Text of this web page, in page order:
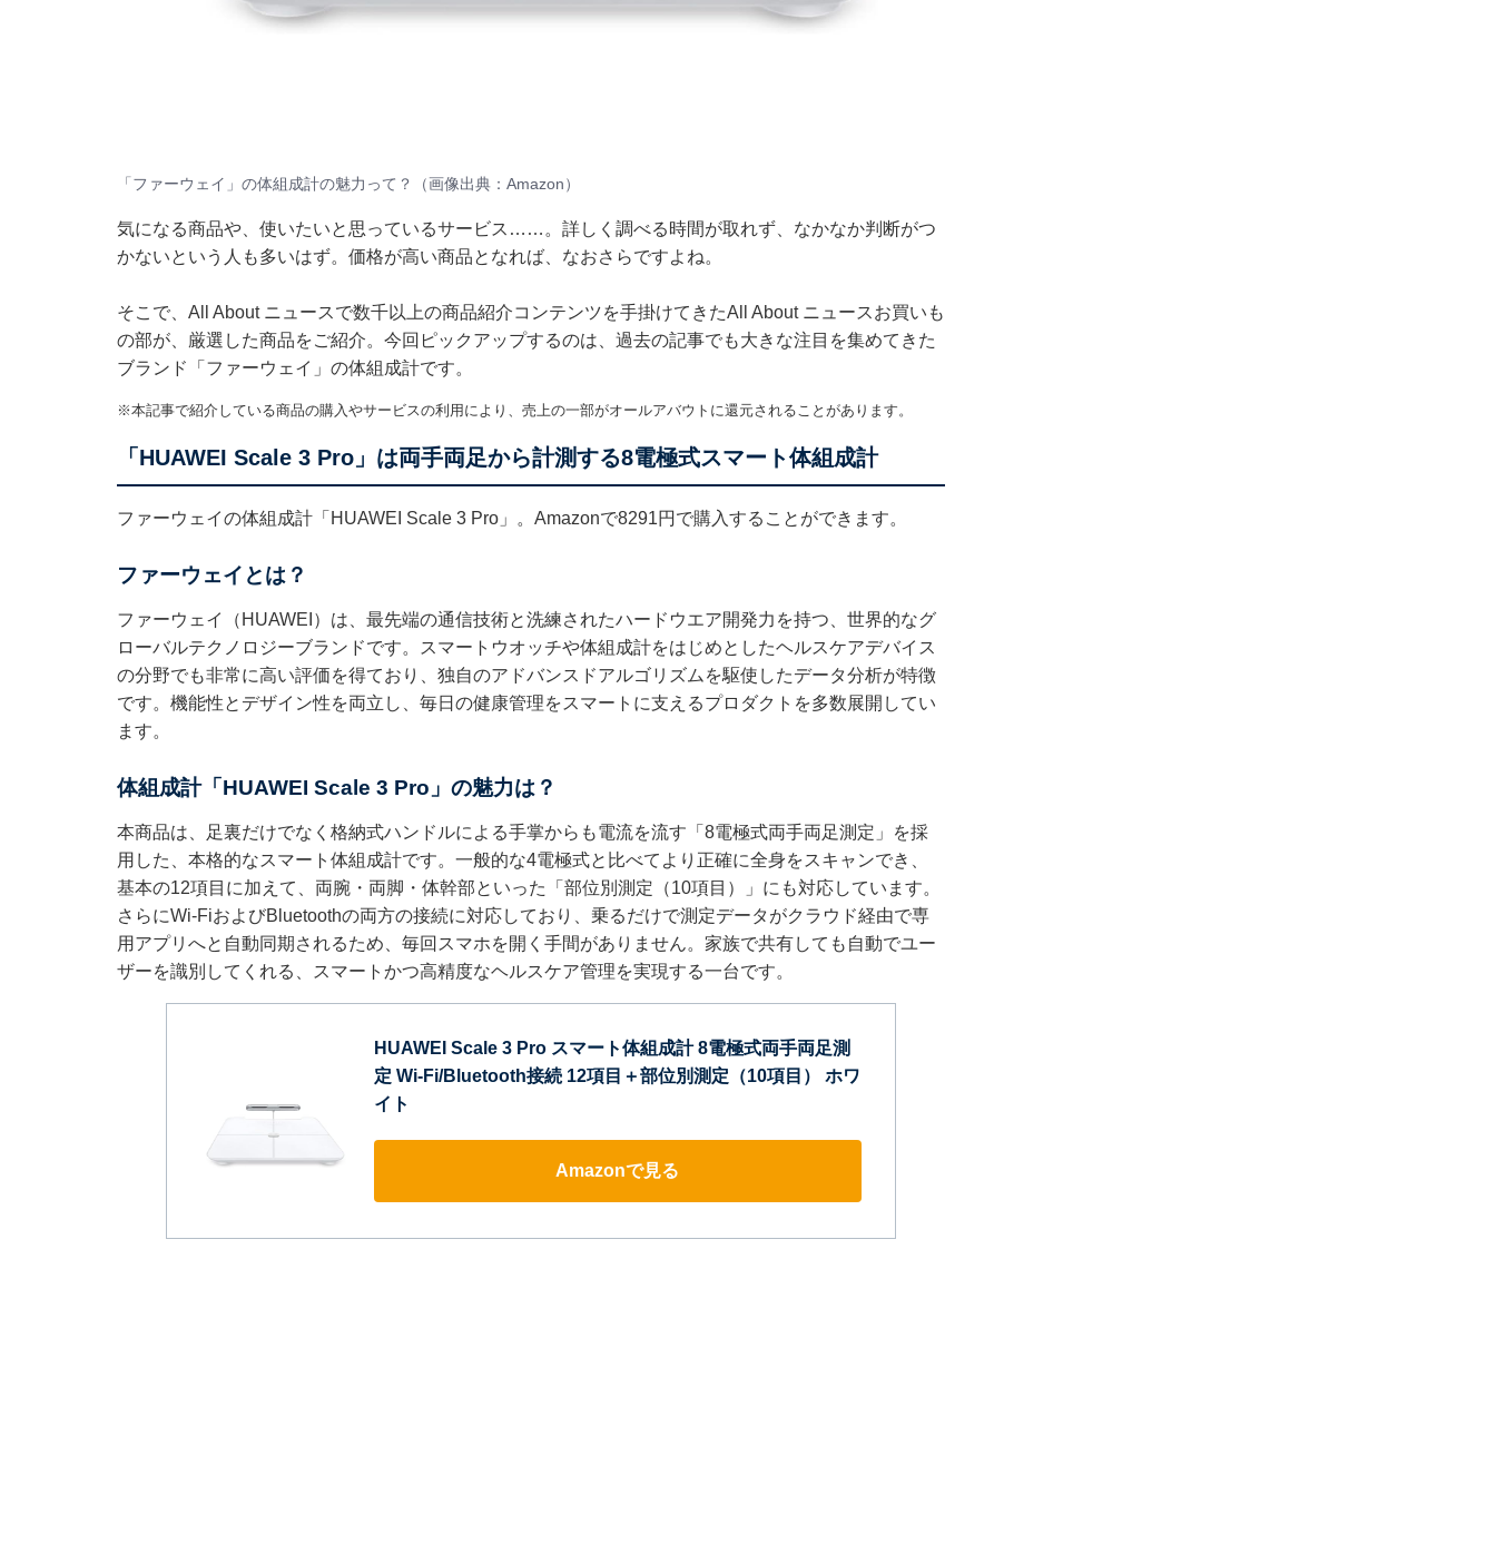
「ファーウェイ」の体組成計の魅力って？（画像出典：Amazon）
気になる商品や、使いたいと思っているサービス……。詳しく調べる時間が取れず、なかなか判断がつ
かないという人も多いはず。価格が高い商品となれば、なおさらですよね。
そこで、All About ニュースで数千以上の商品紹介コンテンツを手掛けてきたAll About ニュースお買いも
の部が、厳選した商品をご紹介。今回ピックアップするのは、過去の記事でも大きな注目を集めてきた
ブランド「ファーウェイ」の体組成計です。
※本記事で紹介している商品の購入やサービスの利用により、売上の一部がオールアバウトに還元されることがあります。
「HUAWEI Scale 3 Pro」は両手両足から計測する8電極式スマート体組成計
ファーウェイの体組成計「HUAWEI Scale 3 Pro」。Amazonで8291円で購入することができます。
ファーウェイとは？
ファーウェイ（HUAWEI）は、最先端の通信技術と洗練されたハードウエア開発力を持つ、世界的なグ
ローバルテクノロジーブランドです。スマートウオッチや体組成計をはじめとしたヘルスケアデバイス
の分野でも非常に高い評価を得ており、独自のアドバンスドアルゴリズムを駆使したデータ分析が特徴
です。機能性とデザイン性を両立し、毎日の健康管理をスマートに支えるプロダクトを多数展開してい
ます。
体組成計「HUAWEI Scale 3 Pro」の魅力は？
本商品は、足裏だけでなく格納式ハンドルによる手掌からも電流を流す「8電極式両手両足測定」を採
用した、本格的なスマート体組成計です。一般的な4電極式と比べてより正確に全身をスキャンでき、
基本の12項目に加えて、両腕・両脚・体幹部といった「部位別測定（10項目）」にも対応しています。
さらにWi-FiおよびBluetoothの両方の接続に対応しており、乗るだけで測定データがクラウド経由で専
用アプリへと自動同期されるため、毎回スマホを開く手間がありません。家族で共有しても自動でユー
ザーを識別してくれる、スマートかつ高精度なヘルスケア管理を実現する一台です。
HUAWEI Scale 3 Pro スマート体組成計 8電極式両手両足測
定 Wi-Fi/Bluetooth接続 12項目＋部位別測定（10項目） ホワ
イト
Amazonで見る